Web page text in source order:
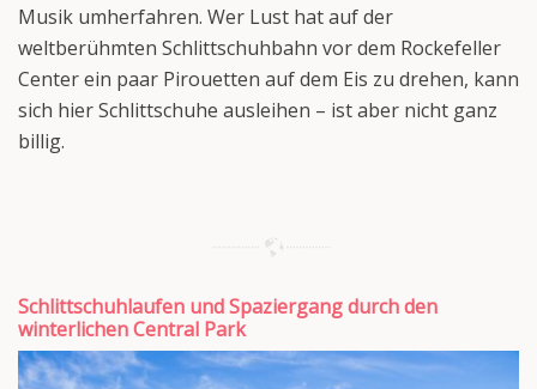
Musik umherfahren. Wer Lust hat auf der
weltberühmten Schlittschuhbahn vor dem Rockefeller
Center ein paar Pirouetten auf dem Eis zu drehen, kann
sich hier Schlittschuhe ausleihen – ist aber nicht ganz
billig.
Schlittschuhlaufen und Spaziergang durch den
winterlichen Central Park